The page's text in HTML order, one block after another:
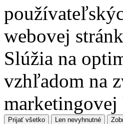
webovej
Slúžia na
vzhľadom na
Prijať všetko Len nevyhnutné